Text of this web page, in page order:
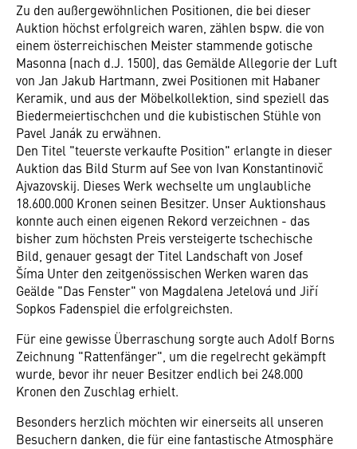
Zu den außergewöhnlichen Positionen, die bei dieser
Auktion höchst erfolgreich waren, zählen bspw. die von
einem österreichischen Meister stammende gotische
Masonna (nach d.J. 1500), das Gemälde Allegorie der Luft
von Jan Jakub Hartmann, zwei Positionen mit Habaner
Keramik, und aus der Möbelkollektion, sind speziell das
Biedermeiertischchen und die kubistischen Stühle von
Pavel Janák zu erwähnen.
Den Titel "teuerste verkaufte Position" erlangte in dieser
Auktion das Bild Sturm auf See von Ivan Konstantinovič
Ajvazovskij. Dieses Werk wechselte um unglaubliche
18.600.000 Kronen seinen Besitzer. Unser Auktionshaus
konnte auch einen eigenen Rekord verzeichnen - das
bisher zum höchsten Preis versteigerte tschechische
Bild, genauer gesagt der Titel Landschaft von Josef
Šíma Unter den zeitgenössischen Werken waren das
Geälde "Das Fenster" von Magdalena Jetelová und Jiří
Sopkos Fadenspiel die erfolgreichsten.
Für eine gewisse Überraschung sorgte auch Adolf Borns
Zeichnung "Rattenfänger", um die regelrecht gekämpft
wurde, bevor ihr neuer Besitzer endlich bei 248.000
Kronen den Zuschlag erhielt.
Besonders herzlich möchten wir einerseits all unseren
Besuchern danken, die für eine fantastische Atmosphäre